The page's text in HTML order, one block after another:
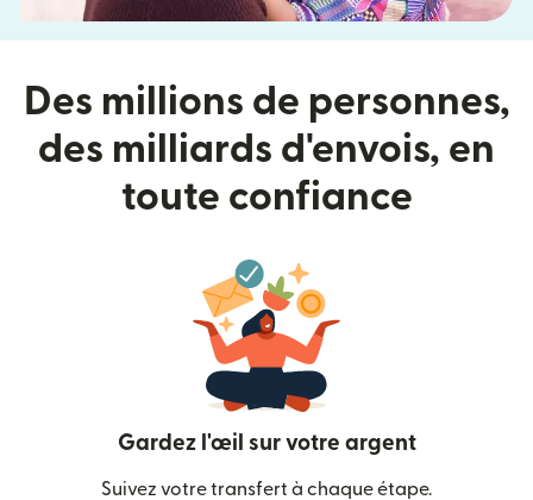
Des millions de personnes,
des milliards d'envois, en
toute confiance
Gardez l'œil sur votre argent
Suivez votre transfert à chaque étape.